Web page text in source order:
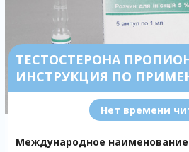
ТЕСТОСТЕРОНА
ИНСТРУКЦИЯ ПО
Нет времени
Международное наименование